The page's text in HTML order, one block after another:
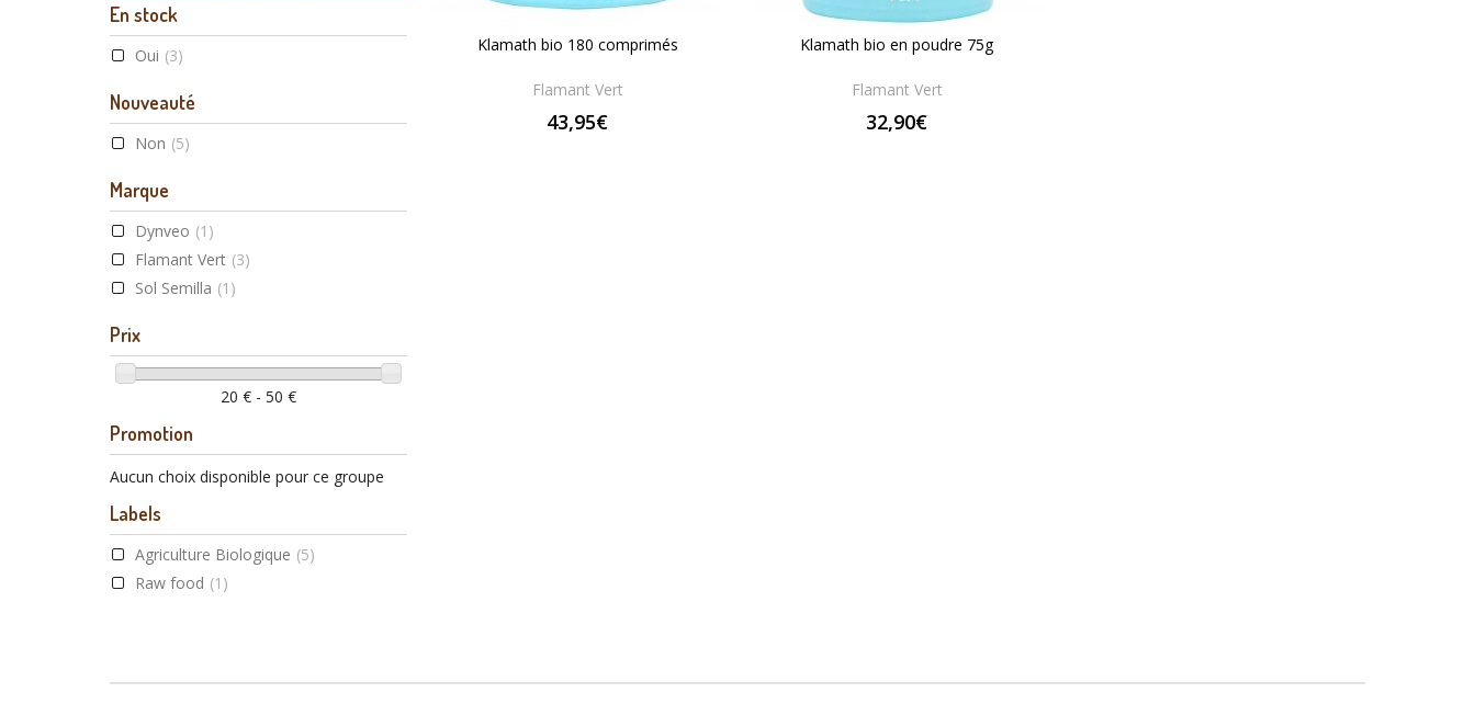
Mulberry
Noix de coco
Physalis
En stock
Oui (3)
Nouveauté
Non (5)
Marque
Dynveo (1)
Flamant Vert (3)
Sol Semilla (1)
Prix
20 € - 50 €
Promotion
Aucun choix disponible pour ce groupe
Labels
Agriculture Biologique (5)
Raw food (1)
Klamath bio 180 comprimés
Flamant Vert
43,95€
Klamath bio en poudre 75g
Flamant Vert
32,90€